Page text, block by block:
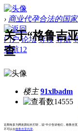
› 商业代孕合法的国
门户 论坛 导读 导航
导航12
关于“格鲁吉
查
楼主 91xlbadm
14555
近期有多为网友跟站长打听，说“中介告诉他们，格鲁吉
不可以去格鲁吉亚代孕